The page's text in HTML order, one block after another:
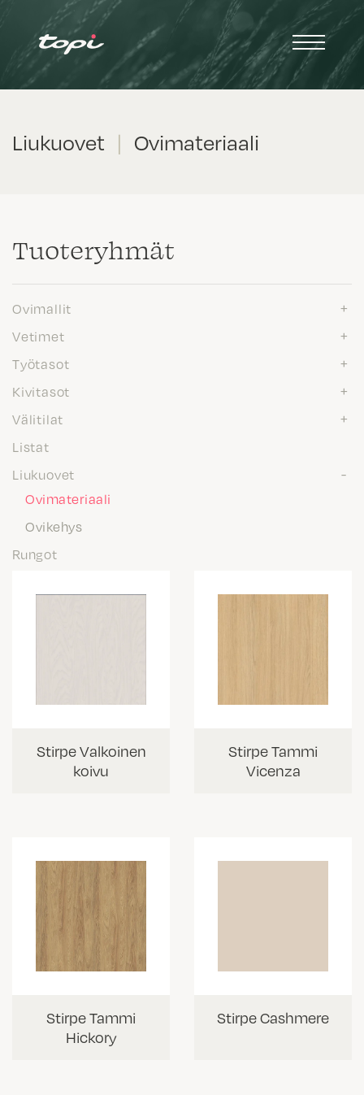
Liukuovet | Ovimateriaali
Tuote­ryhmät
Ovimallit
Vetimet
Työtasot
Kivitasot
Välitilat
Listat
Liukuovet
Ovimateriaali
Ovikehys
Rungot
Stirpe Valkoinen
koivu
Stirpe Tammi
Vicenza
Stirpe Tammi
Hickory
Stirpe Cashmere